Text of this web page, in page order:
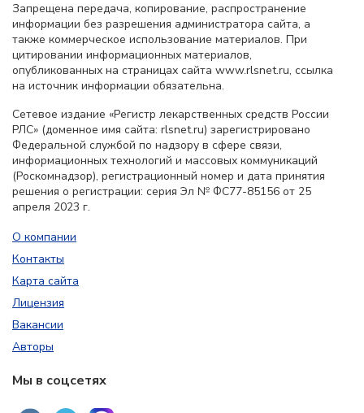
Запрещена передача, копирование, распространение
информации без разрешения администратора сайта, а
также коммерческое использование материалов. При
цитировании информационных материалов,
опубликованных на страницах сайта www.rlsnet.ru, ссылка
на источник информации обязательна.
Сетевое издание «Регистр лекарственных средств России
РЛС» (доменное имя сайта: rlsnet.ru) зарегистрировано
Федеральной службой по надзору в сфере связи,
информационных технологий и массовых коммуникаций
(Роскомнадзор), регистрационный номер и дата принятия
решения о регистрации: серия Эл № ФС77-85156 от 25
апреля 2023 г.
О компании
Контакты
Карта сайта
Лицензия
Вакансии
Авторы
Мы в соцсетях